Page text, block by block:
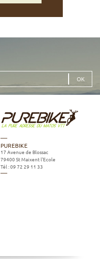
PUREBIKE
17 Avenue de Blossac
79400 St Maixent l'Ecole
Tél :09 72 29 11 33